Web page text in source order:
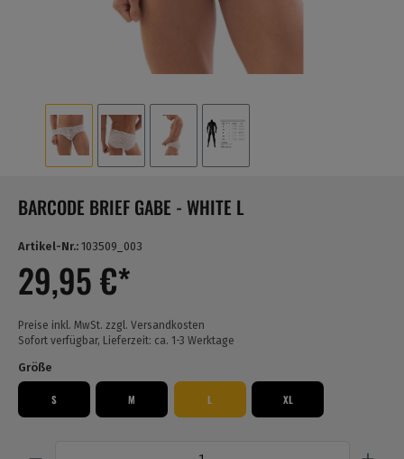
BARCODE BRIEF GABE - WHITE L
Artikel-Nr.: 103509_003
29,95 €*
Preise inkl. MwSt. zzgl. Versandkosten
Sofort verfügbar, Lieferzeit: ca. 1-3 Werktage
Größe
S M L XL